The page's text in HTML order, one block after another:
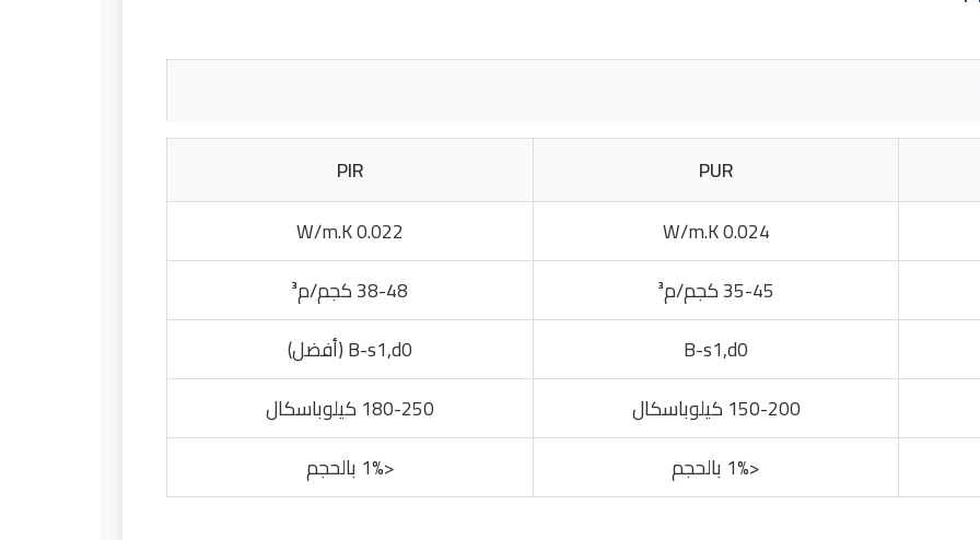
PUR
PIR
0.024 W/m.K
0.022 W/m.K
35-45 كجم/م³
38-48 كجم/م³
B-s1,d0
B-s1,d0 (أفضل)
150-200 كيلوباسكال
180-250 كيلوباسكال
<1% بالحجم <1% بالحجم